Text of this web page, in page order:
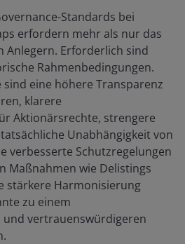
Standards bei
erfordern mehr als nur das
Anlegern. Erforderlich sind
Rahmenbedingungen.
eine höhere Transparenz
klarere
Aktionärsrechte, strengere
Unabhängigkeit von
verbesserte Schutzregelungen
Maßnahmen wie Delistings
stärkere Harmonisierung
zu einem
vertrauenswürdigeren